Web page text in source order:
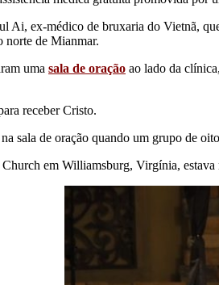
Ai, ex-médico de bruxaria do Vietnã,
norte de Mianmar.
uma sala de oração ao lado da
receber Cristo.
sala de oração quando um grupo de
em Williamsburg, Virgínia, estava